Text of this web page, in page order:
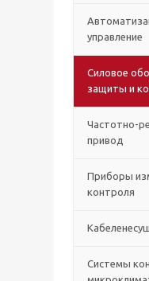
управление
Силовое
защиты и
Частотно-
привод
Приборы
контроля
Системы